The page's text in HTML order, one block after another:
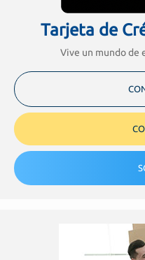
Tarjeta de
Vive un mundo de